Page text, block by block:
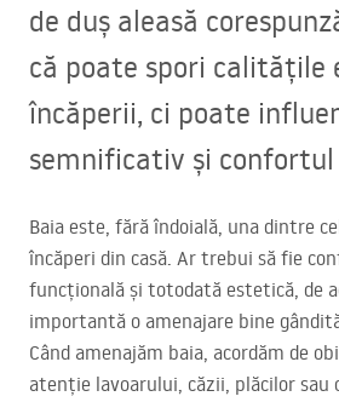
de duș aleasă
că poate spori calitățile
încăperii, ci poate
semnificativ și
Baia este, fără îndoială, una dintre
încăperi din casă. Ar trebui să fie
funcțională și totodată estetică, de
importantă o amenajare bine
Când amenajăm baia, acordăm de
atenție lavoarului, căzii, plăcilor sau